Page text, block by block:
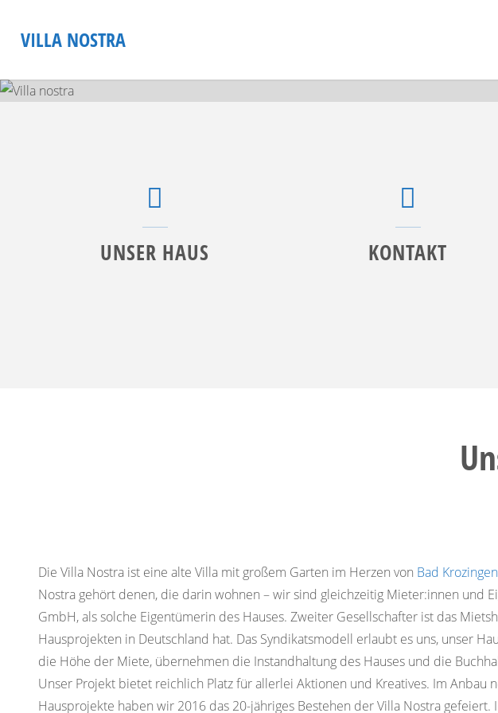
VILLA NOSTRA
UNSER HAUS KONTAKT
Die Villa Nostra ist eine alte Villa mit großem Garten im Herzen von Bad Krozingen
Nostra gehört denen, die darin wohnen – wir sind gleichzeitig Mieter:innen und
GmbH, als solche Eigentümerin des Hauses. Zweiter Gesellschafter ist das
Hausprojekten in Deutschland hat. Das Syndikatsmodell erlaubt es uns, unser
die Höhe der Miete, übernehmen die Instandhaltung des Hauses und die
Unser Projekt bietet reichlich Platz für allerlei Aktionen und Kreatives. Im
Hausprojekte haben wir 2016 das 20-jähriges Bestehen der Villa Nostra